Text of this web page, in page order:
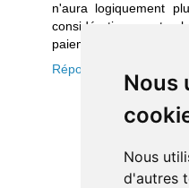
Nous
Nous
d'autres
n'aura logiquement
considérations sont
paiement mobile est
Répondre